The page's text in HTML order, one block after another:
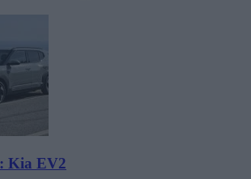
Kia EV2